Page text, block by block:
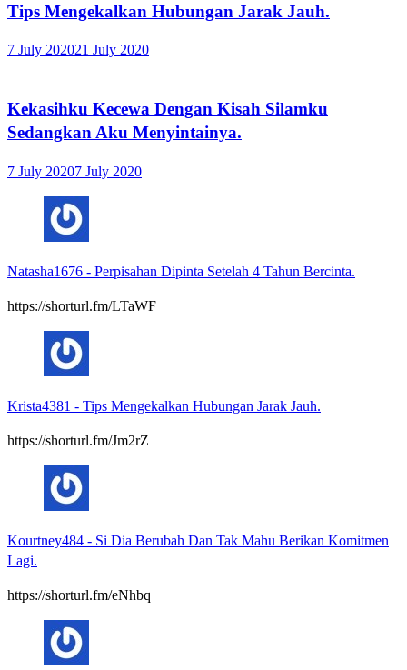
Tips Mengekalkan Hubungan Jarak Jauh.
7 July 202021 July 2020
Kekasihku Kecewa Dengan Kisah Silamku
Sedangkan Aku Menyintainya.
7 July 20207 July 2020
Natasha1676 - Perpisahan Dipinta Setelah 4 Tahun Bercinta.
https://shorturl.fm/LTaWF
Krista4381 - Tips Mengekalkan Hubungan Jarak Jauh.
https://shorturl.fm/Jm2rZ
Kourtney484 - Si Dia Berubah Dan Tak Mahu Berikan Komitmen
Lagi.
https://shorturl.fm/eNhbq